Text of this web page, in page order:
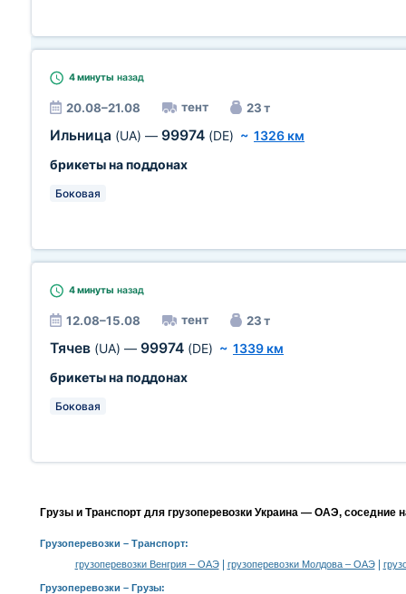
4 минуты назад
20.08–21.08 тент 23 т
Ильница (UA) — 99974 (DE) ~ 1326 км
брикеты на поддонах
Боковая
4 минуты назад
12.08–15.08 тент 23 т
Тячев (UA) — 99974 (DE) ~ 1339 км
брикеты на поддонах
Боковая
Грузы и Транспорт для грузоперевозки Украина — ОАЭ, соседние
Грузоперевозки – Транспорт:
грузоперевозки Венгрия – ОАЭ| грузоперевозки Молдова – ОАЭ|
Грузоперевозки – Грузы: